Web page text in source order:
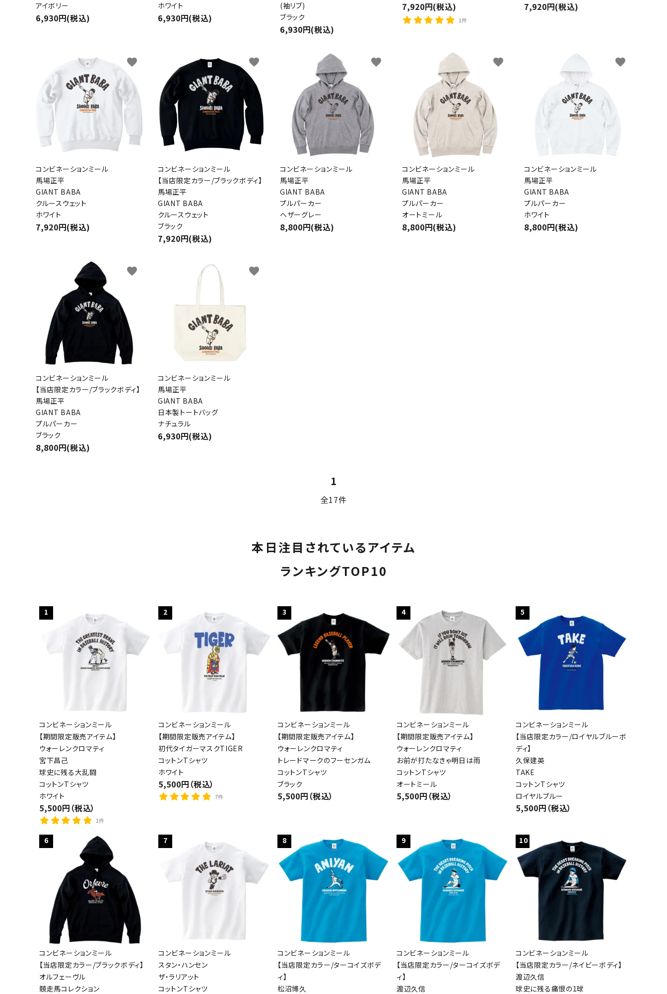
アイボリー
6,930円(税込)
ホワイト
6,930円(税込)
(袖リブ)
ブラック
6,930円(税込)
7,920円(税込)
1件
7,920円(税込)
コンビネーションミール
馬場正平
GIANT BABA
クルースウェット
ホワイト
7,920円(税込)
favorite
コンビネーションミール
【当店限定カラー/ブラックボディ】
馬場正平
GIANT BABA
クルースウェット
ブラック
7,920円(税込)
favorite
コンビネーションミール
馬場正平
GIANT BABA
プルパーカー
ヘザーグレー
8,800円(税込)
favorite
コンビネーションミール
馬場正平
GIANT BABA
プルパーカー
オートミール
8,800円(税込)
favorite
コンビネーションミール
馬場正平
GIANT BABA
プルパーカー
ホワイト
8,800円(税込)
favorite
コンビネーションミール
【当店限定カラー/ブラックボディ】
馬場正平
GIANT BABA
プルパーカー
ブラック
8,800円(税込)
favorite
コンビネーションミール
馬場正平
GIANT BABA
日本製トートバッグ
ナチュラル
6,930円(税込)
favorite
1
全17件
カテゴリー
close
本日注目されているアイテム
ランキングTOP10
1
コンビネーションミール
【期間限定販売アイテム】
ウォーレンクロマティ
宮下昌己
球史に残る大乱闘
コットンTシャツ
ホワイト
5,500円（税込）
1件
2
コンビネーションミール
【期間限定販売アイテム】
初代タイガーマスクTIGER
コットンTシャツ
ホワイト
5,500円（税込）
7件
3
コンビネーションミール
【期間限定販売アイテム】
ウォーレンクロマティ
トレードマークのフーセンガム
コットンTシャツ
ブラック
5,500円（税込）
4
コンビネーションミール
【期間限定販売アイテム】
ウォーレンクロマティ
お前が打たなきゃ明日は雨
コットンTシャツ
オートミール
5,500円（税込）
5
コンビネーションミール
【当店限定カラー/ロイヤルブルーボ
ディ】
久保建英
TAKE
コットンTシャツ
ロイヤルブルー
5,500円（税込）
6
コンビネーションミール
【当店限定カラー/ブラックボディ】
オルフェーヴル
競走馬コレクション
7
コンビネーションミール
スタン・ハンセン
ザ・ラリアット
コットンTシャツ
8
コンビネーションミール
【当店限定カラー/ターコイズボデ
ィ】
松沼博久
9
コンビネーションミール
【当店限定カラー/ターコイズボデ
ィ】
渡辺久信
10
コンビネーションミール
【当店限定カラー/ネイビーボディ】
渡辺久信
球史に残る痛恨の1球